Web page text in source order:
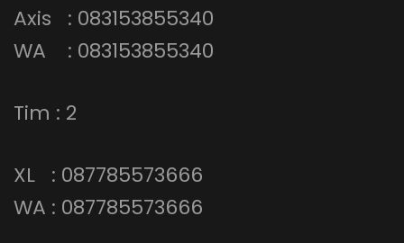
Axis : 083153855340
WA : 083153855340
Tim : 2
XL : 087785573666
WA : 087785573666